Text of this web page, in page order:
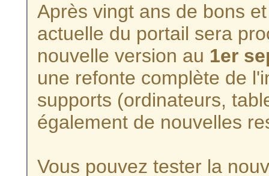
Après vingt ans de bons
actuelle du portail sera
nouvelle version au 1er
une refonte complète de
supports (ordinateurs,
également de nouvelles
Vous pouvez tester la